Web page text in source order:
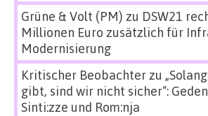
Grüne & Volt (PM) zu DSW21
Millionen Euro zusätzlich für
Modernisierung
Kritischer Beobachterzu
gibt, sind wir nicht sicher“:
Sinti:zze und Rom:nja